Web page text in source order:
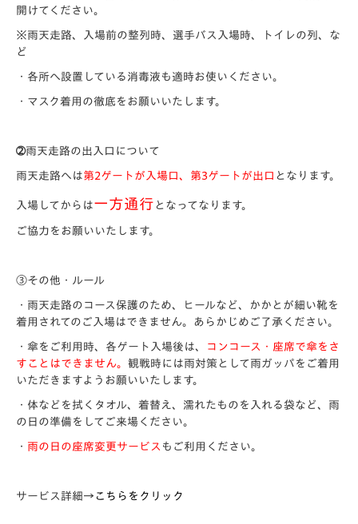
開けてください。
※雨天走路、入場前の整列時、選手バス入場時、トイレの列、な
ど
・各所へ設置している消毒液も適時お使いください。
・マスク着用の徹底をお願いいたします。
➁雨天走路の出入口について
雨天走路へは第2ゲートが入場口、第3ゲートが出口 となります。
入場してからは一方通行 となってなります。
ご協力をお願いいたします。
③その他・ルール
・雨天走路のコース保護のため、ヒールなど、かかとが細い靴を
着用されてのご入場はできません。あらかじめご了承ください。
・傘をご利用時、各ゲート入場後は、
コンコース・座席で傘をさ
すことはできません。 観戦時には雨対策として雨ガッパをご着用
いただきますようお願いいたします。
・体などを拭くタオル、着替え、濡れたものを入れる袋など、雨
の日の準備をしてご来場ください。
・ 雨の日の座席変更サービス もご利用ください。
サービス詳細→ こちらをクリック